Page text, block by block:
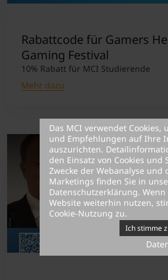
Rabattcode für Gamers
Gaming Festival
10% Rabatt für MCI Studierende
Mehr dazu
Das MCI verwendet Cookies,
und Empfehlungen auf Ihre
auszurichten.
den Einsatz von Cookies und
Zwecke der Webanalyse und
Marketings finden Sie in
Datenschutzerklärung.
Website weiterhin nutzen,
Cookie-Nutzung zu.
Ich stimme